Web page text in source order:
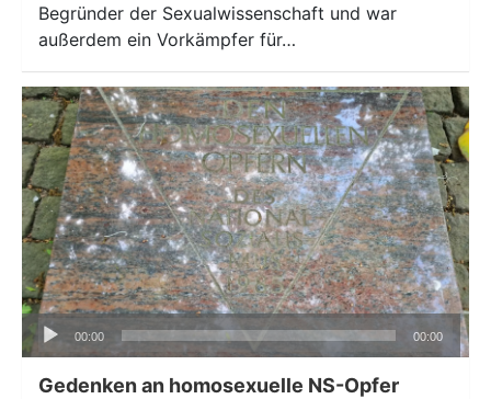
Begründer der Sexualwissenschaft und war
außerdem ein Vorkämpfer für…
Audio-
Player
00:00 00:00
Gedenken an homosexuelle NS-Opfer